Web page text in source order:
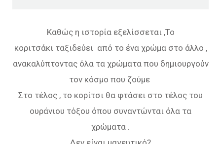
Καθώς η ιστορία εξελίσσεται ,Το
κοριτσάκι ταξιδεύει από το ένα χρώμα στο άλλο ,
ανακαλύπτοντας όλα τα χρώματα που δημιουργούν
τον κόσμο που ζούμε
Στο τέλος , το κορίτσι θα φτάσει στο τέλος του
ουράνιου τόξου όπου συναντώνται όλα τα
χρώματα .